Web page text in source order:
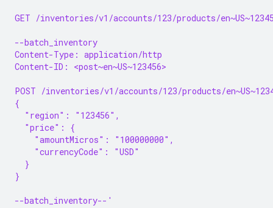
GET /inventories/v1/accounts/123/products/
--batch_inventory
Content-Type: application/http
Content-ID: <post~en~US~123456>
POST /inventories/v1/accounts/123/products/
{
  "region": "123456",
  "price": {
    "amountMicros": "100000000",
    "currencyCode": "USD"
  }
}
--batch_inventory--'